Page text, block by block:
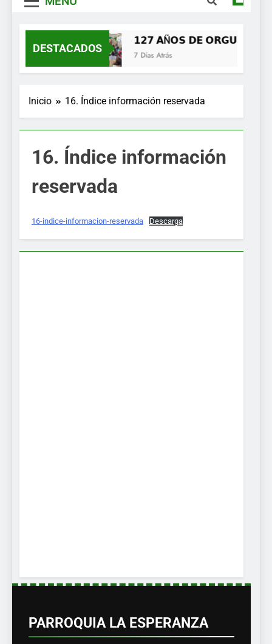
DESTACADOS
𝟭𝟮𝟳 𝗔Ñ𝗢𝗦 𝗗𝗘 𝗢𝗥𝗚𝗨𝗟𝗟𝗢,
7 Días Atrás
Inicio 16. Índice información reservada
16. Índice información
reservada
16-indice-informacion-reservada Descarga
PARROQUIA LA ESPERANZA